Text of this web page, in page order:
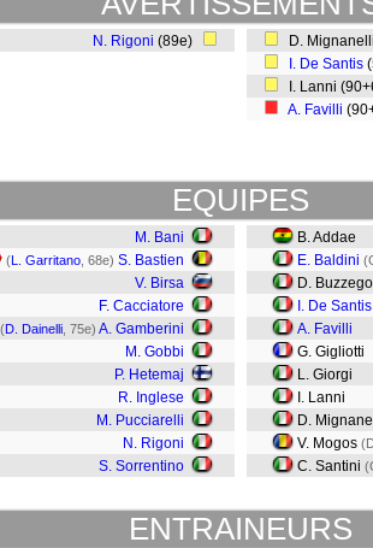
N. Rigoni (89e)
D.
I. De Santis
I. Lanni
A. Favilli
EQUIPES
M. Bani
(L. Garritano , 68e) S. Bastien
V. Birsa
F. Cacciatore
(D. Dainelli , 75e) A. Gamberini
M. Gobbi
P. Hetemaj
R. Inglese
M. Pucciarelli
N. Rigoni
S. Sorrentino
B. Addae
E. Baldini
D.
I. De Santis
A. Favilli
G. Gigliotti
L. Giorgi
I. Lanni
D.
V. Mogos
C. Santini
ENTRAINEURS